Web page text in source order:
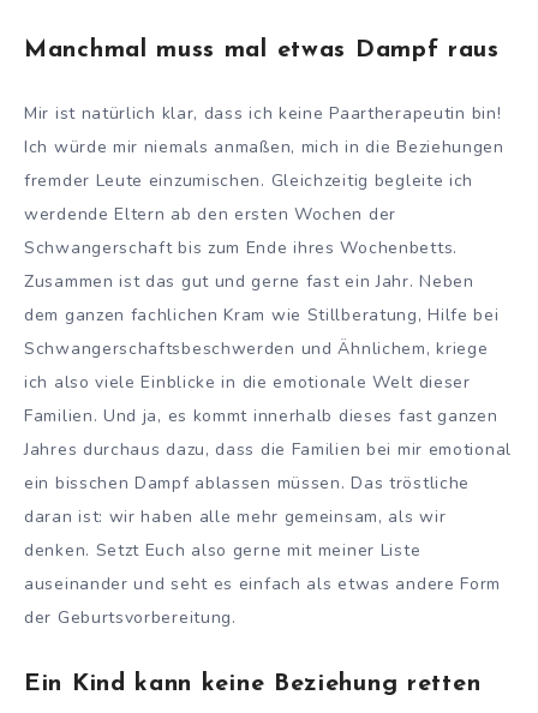
Manchmal muss mal etwas Dampf raus
Mir ist natürlich klar, dass ich keine Paartherapeutin bin!
Ich würde mir niemals anmaßen, mich in die Beziehungen
fremder Leute einzumischen. Gleichzeitig begleite ich
werdende Eltern ab den ersten Wochen der
Schwangerschaft bis zum Ende ihres Wochenbetts.
Zusammen ist das gut und gerne fast ein Jahr. Neben
dem ganzen fachlichen Kram wie Stillberatung, Hilfe bei
Schwangerschaftsbeschwerden und Ähnlichem, kriege
ich also viele Einblicke in die emotionale Welt dieser
Familien. Und ja, es kommt innerhalb dieses fast ganzen
Jahres durchaus dazu, dass die Familien bei mir emotional
ein bisschen Dampf ablassen müssen. Das tröstliche
daran ist: wir haben alle mehr gemeinsam, als wir
denken. Setzt Euch also gerne mit meiner Liste
auseinander und seht es einfach als etwas andere Form
der Geburtsvorbereitung.
Ein Kind kann keine Beziehung retten